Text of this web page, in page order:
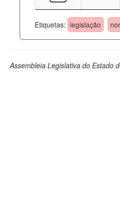
Etiquetas: legislação
Assembleia Legislativa do Estado